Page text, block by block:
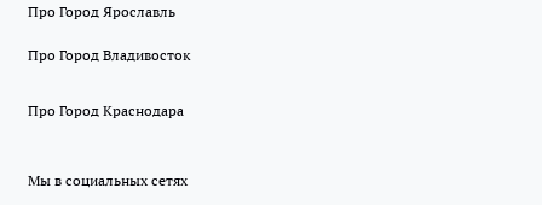
Про Город Ярославль
Про Город Владивосток
Про Город Краснодара
Мы в социальных сетях